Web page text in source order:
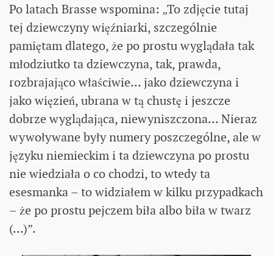
Po latach Brasse wspomina: „To zdjęcie tutaj
tej dziewczyny więźniarki, szczególnie
pamiętam dlatego, że po prostu wyglądała tak
młodziutko ta dziewczyna, tak, prawda,
rozbrajająco właściwie… jako dziewczyna i
jako więzień, ubrana w tą chustę i jeszcze
dobrze wyglądająca, niewyniszczona… Nieraz
wywoływane były numery poszczególne, ale w
języku niemieckim i ta dziewczyna po prostu
nie wiedziała o co chodzi, to wtedy ta
esesmanka – to widziałem w kilku przypadkach
– że po prostu pejczem biła albo biła w twarz
(…)”.